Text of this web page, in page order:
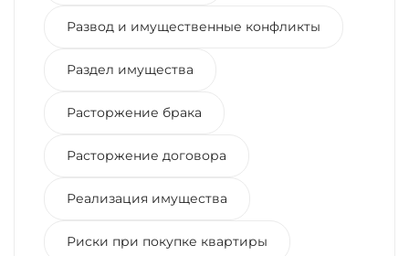
Развод и имущественные конфликты
Раздел имущества
Расторжение брака
Расторжение договора
Реализация имущества
Риски при покупке квартиры